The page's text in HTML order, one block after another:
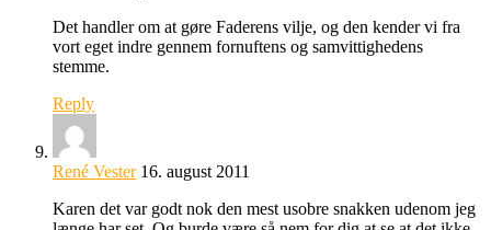
Det handler om at gøre Faderens vilje, og den kender vi fra
vort eget indre gennem fornuftens og samvittighedens
stemme.
Reply
René Vester 16. august 2011
Karen det var godt nok den mest usobre snakken udenom jeg